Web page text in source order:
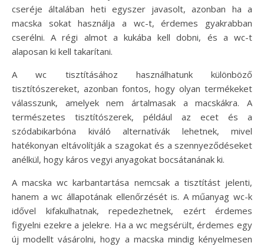
cseréje általában heti egyszer javasolt, azonban ha a
macska sokat használja a wc-t, érdemes gyakrabban
cserélni. A régi almot a kukába kell dobni, és a wc-t
alaposan ki kell takarítani.
A wc tisztításához használhatunk különböző
tisztítószereket, azonban fontos, hogy olyan termékeket
válasszunk, amelyek nem ártalmasak a macskákra. A
természetes tisztítószerek, például az ecet és a
szódabikarbóna kiváló alternatívák lehetnek, mivel
hatékonyan eltávolítják a szagokat és a szennyeződéseket
anélkül, hogy káros vegyi anyagokat bocsátanának ki.
A macska wc karbantartása nemcsak a tisztítást jelenti,
hanem a wc állapotának ellenőrzését is. A műanyag wc-k
idővel kifakulhatnak, repedezhetnek, ezért érdemes
figyelni ezekre a jelekre. Ha a wc megsérült, érdemes egy
új modellt vásárolni, hogy a macska mindig kényelmesen